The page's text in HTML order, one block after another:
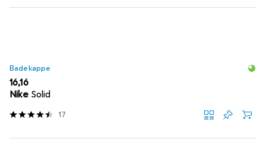
Badekappe
EUR
16,16
Nike Solid
17